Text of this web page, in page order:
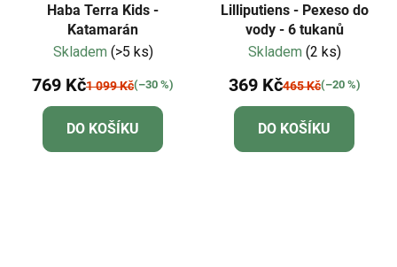
Haba Terra Kids -
Katamarán
Skladem (>5 ks)
769 Kč1 099 Kč(–30 %)
DO KOŠÍKU
Lilliputiens - Pexeso do
vody - 6 tukanů
Skladem (2 ks)
369 Kč465 Kč(–20 %)
DO KOŠÍKU